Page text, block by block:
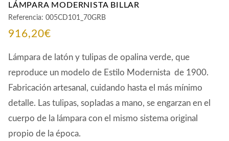
LÁMPARA MODERNISTA BILLAR
Referencia: 005CD101_70GRB
916,20€
Lámpara de latón y tulipas de opalina verde, que
reproduce un modelo de Estilo Modernista de 1900.
Fabricación artesanal, cuidando hasta el más mínimo
detalle. Las tulipas, sopladas a mano, se engarzan en el
cuerpo de la lámpara con el mismo sistema original
propio de la época.